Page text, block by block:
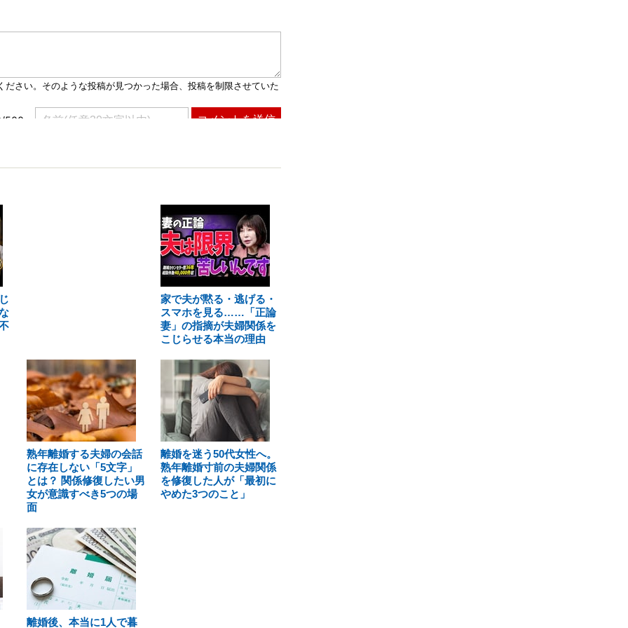
家で夫が黙る・逃げる・
スマホを見る……「正論
妻」の指摘が夫婦関係を
こじらせる本当の理由
熟年離婚する夫婦の会話
に存在しない「5文字」
とは？ 関係修復したい男
女が意識すべき5つの場
面
離婚を迷う50代女性へ。
熟年離婚寸前の夫婦関係
を修復した人が「最初に
やめた3つのこと」
離婚後、本当に1人で暮